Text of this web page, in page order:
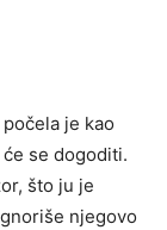
počela je kao
se dogoditi.
što ju je
njegovo